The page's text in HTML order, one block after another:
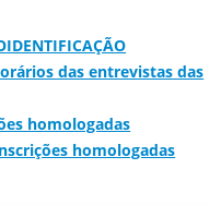
das entrevistas das
homologadas
homologadas